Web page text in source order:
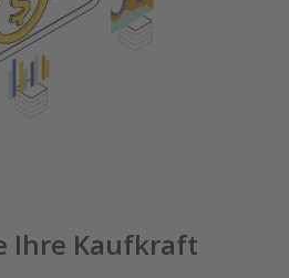
Ihre Kaufkraft